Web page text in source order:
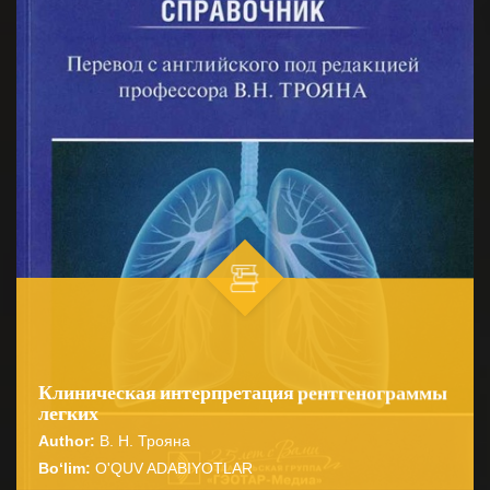
Клиническая интерпретация рентгенограммы
легких
Author: В. Н. Трояна
Bo‘lim: O'QUV ADABIYOTLAR